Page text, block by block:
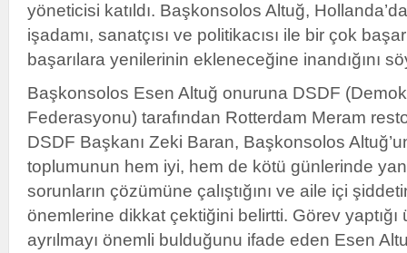
yöneticisi katıldı. Başkonsolos Altuğ,
işadamı, sanatçısı ve politikacısı ile bir çok
başarılara yenilerinin ekleneceğine inandığını
Başkonsolos Esen Altuğ onuruna DSDF
Federasyonu) tarafından Rotterdam Meram
DSDF Başkanı Zeki Baran, Başkonsolos
toplumunun hem iyi, hem de kötü günlerinde
sorunların çözümüne çalıştığını ve aile içi
önemlerine dikkat çektiğini belirtti. Görev yaptığı
ayrılmayı önemli bulduğunu ifade eden Esen